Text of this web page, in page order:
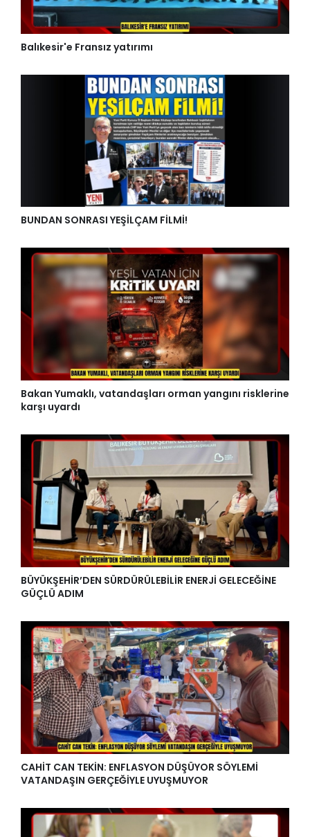
Balıkesir'e Fransız yatırımı
BUNDAN SONRASI YEŞİLÇAM FİLMİ!
Bakan Yumaklı, vatandaşları orman yangını risklerine
karşı uyardı
BÜYÜKŞEHİR’DEN SÜRDÜRÜLEBİLİR ENERJİ GELECEĞİNE
GÜÇLÜ ADIM
CAHİT CAN TEKİN: ENFLASYON DÜŞÜYOR SÖYLEMİ
VATANDAŞIN GERÇEĞİYLE UYUŞMUYOR